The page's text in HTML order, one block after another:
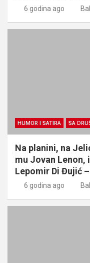
6 godina ago
HUMOR I SATIRA SA
Na planini, na
mu Jovan Lenon,
Lepomir Di Đujić
6 godina ago